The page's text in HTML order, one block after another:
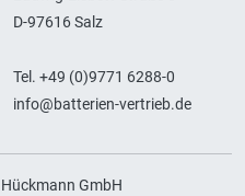
D-97616 Salz
Tel. +49 (0)9771 6288-0
info@batterien-vertrieb.de
GmbH